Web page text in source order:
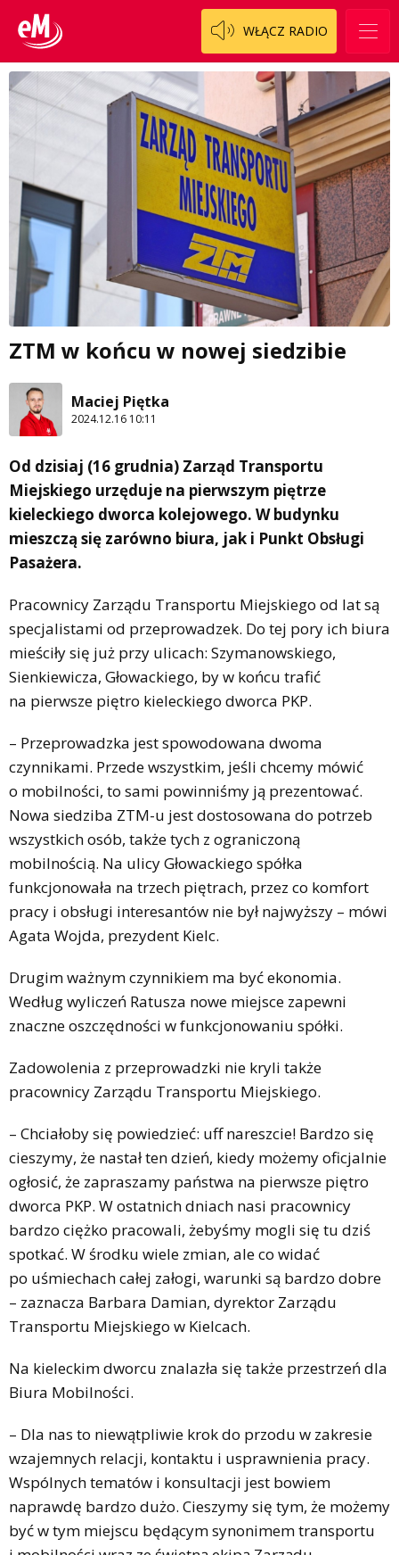
WŁĄCZ RADIO
ZTM w końcu w nowej siedzibie
Maciej Piętka
2024.12.16 10:11
Od dzisiaj (16 grudnia) Zarząd Transportu
Miejskiego urzęduje na pierwszym piętrze
kieleckiego dworca kolejowego. W budynku
mieszczą się zarówno biura, jak i Punkt Obsługi
Pasażera.
Pracownicy Zarządu Transportu Miejskiego od lat są
specjalistami od przeprowadzek. Do tej pory ich biura
mieściły się już przy ulicach: Szymanowskiego,
Sienkiewicza, Głowackiego, by w końcu trafić
na pierwsze piętro kieleckiego dworca PKP.
– Przeprowadzka jest spowodowana dwoma
czynnikami. Przede wszystkim, jeśli chcemy mówić
o mobilności, to sami powinniśmy ją prezentować.
Nowa siedziba ZTM-u jest dostosowana do potrzeb
wszystkich osób, także tych z ograniczoną
mobilnością. Na ulicy Głowackiego spółka
funkcjonowała na trzech piętrach, przez co komfort
pracy i obsługi interesantów nie był najwyższy – mówi
Agata Wojda, prezydent Kielc.
Drugim ważnym czynnikiem ma być ekonomia.
Według wyliczeń Ratusza nowe miejsce zapewni
znaczne oszczędności w funkcjonowaniu spółki.
Zadowolenia z przeprowadzki nie kryli także
pracownicy Zarządu Transportu Miejskiego.
– Chciałoby się powiedzieć: uff nareszcie! Bardzo się
cieszymy, że nastał ten dzień, kiedy możemy oficjalnie
ogłosić, że zapraszamy państwa na pierwsze piętro
dworca PKP. W ostatnich dniach nasi pracownicy
bardzo ciężko pracowali, żebyśmy mogli się tu dziś
spotkać. W środku wiele zmian, ale co widać
po uśmiechach całej załogi, warunki są bardzo dobre
– zaznacza Barbara Damian, dyrektor Zarządu
Transportu Miejskiego w Kielcach.
Na kieleckim dworcu znalazła się także przestrzeń dla
Biura Mobilności.
– Dla nas to niewątpliwie krok do przodu w zakresie
wzajemnych relacji, kontaktu i usprawnienia pracy.
Wspólnych tematów i konsultacji jest bowiem
naprawdę bardzo dużo. Cieszymy się tym, że możemy
być w tym miejscu będącym synonimem transportu